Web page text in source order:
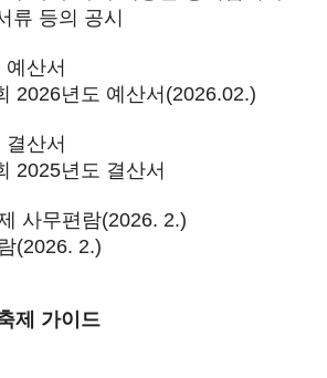
류 등의 공시
산서
2026년도 예산서(2026.02.)
산서
2025년도 결산서
사무편람(2026. 2.)
(2026. 2.)
제 가이드